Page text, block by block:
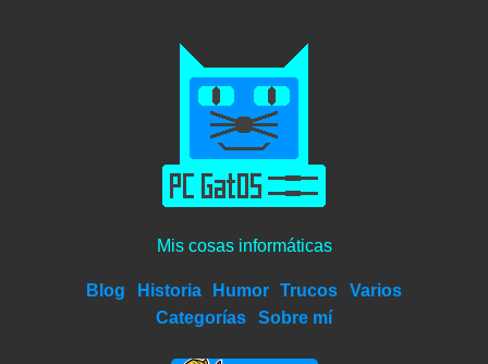
Mis cosas informáticas
Blog Historia Humor Trucos
Varios
Categorías
Sobre mí